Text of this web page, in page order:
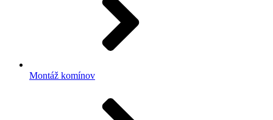
Montáž komínov